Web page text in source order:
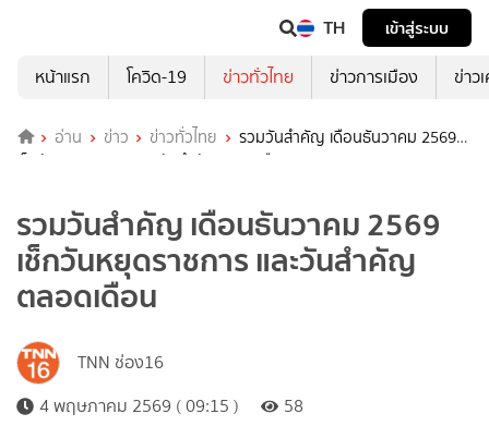
TH
เข้าสู่ระบบ
หน้าแรก
โควิด-19 ข่าวทั่วไทย ข่าวการเมือง ข่าว
อ่าน ข่าว ข่าวทั่วไทย
รวมวันสำคัญ เดือนธันวาคม 2569
เช็กวันหยุดราชการ และวันสำคัญตลอดเดือน
รวมวันสำคัญ เดือนธันวาคม 2569
เช็กวันหยุดราชการ และวันสำคัญ
ตลอดเดือน
TNN ช่อง16
4 พฤษภาคม 2569 ( 09:15 )
58